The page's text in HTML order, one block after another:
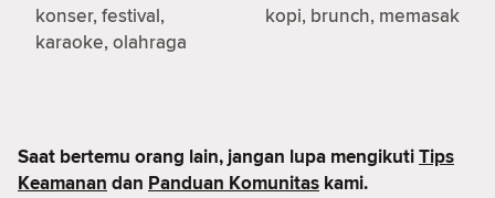
konser, festival,
karaoke, olahraga
kopi, brunch, memasak
Saat bertemu orang lain, jangan lupa mengikutiTips
Keamanan dan Panduan Komunitas kami.